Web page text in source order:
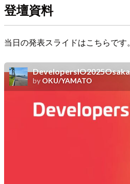
登壇資料
当日の発表スライドはこちらです。